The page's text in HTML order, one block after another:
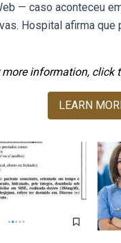
— caso aconteceu
Hospital afirma
more information, click
LEARN